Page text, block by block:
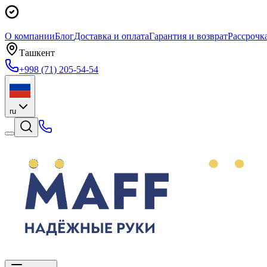
О компанииБлогДоставка и оплатаГарантия и возврат
Ташкент
+998 (71) 205-54-54
ru